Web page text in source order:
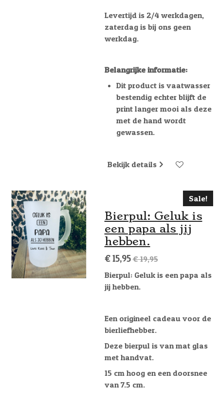
Levertijd is 2/4 werkdagen,
zaterdag is bij ons geen
werkdag.
Belangrijke informatie:
Dit product is vaatwasser
bestendig echter blijft de
print langer mooi als deze
met de hand wordt
gewassen.
Bekijk details
Sale!
Bierpul: Geluk is
een papa als jij
hebben.
€ 15,95 € 19,95
Bierpul: Geluk is een papa als
jij hebben.
Een origineel cadeau voor de
bierliefhebber.
Deze bierpul is van mat glas
met handvat.
15 cm hoog en een doorsnee
van 7.5 cm.